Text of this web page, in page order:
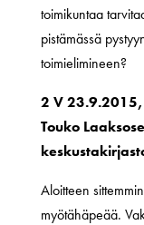
toimikuntaa
pistämässä
toimielimineen?
2 V
Touko
Aloitteen
myötähäpeää.